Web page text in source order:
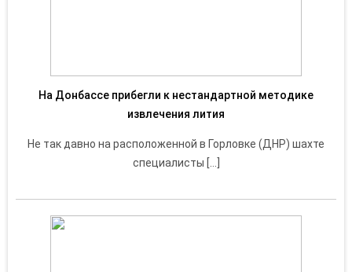
На Донбассе прибегли к нестандартной методике
извлечения лития
Не так давно на расположенной в Горловке (ДНР) шахте
специалисты […]